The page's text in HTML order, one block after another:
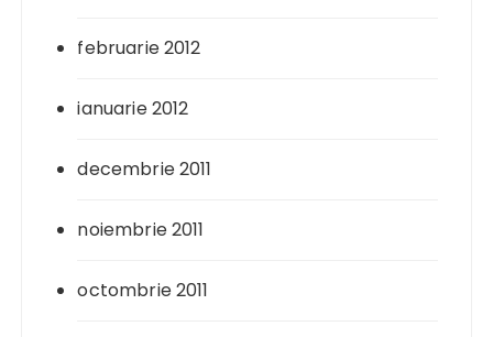
februarie 2012
ianuarie 2012
decembrie 2011
noiembrie 2011
octombrie 2011